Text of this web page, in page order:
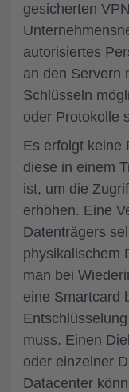
gesicherten
autorisiertes
an den Servern
Schlüsseln
oder Protokolle
Es erfolgt keine
diese in einem
ist, um die
erhöhen. Eine
Datenträgers
physikalischem
man bei
eine Smartcard
muss. Einen
oder einzelner
Datacenter